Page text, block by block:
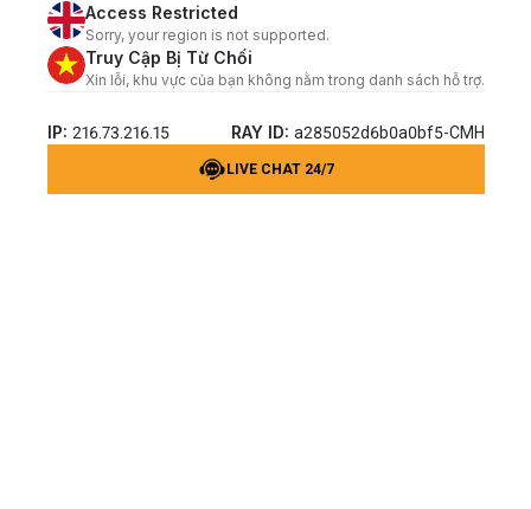
Access Restricted
Sorry, your region is not supported.
Truy Cập Bị Từ Chối
Xin lỗi, khu vực của bạn không nằm trong danh sách hỗ trợ.
IP: 216.73.216.15 RAY ID: a285052d6b0a0bf5-CMH
LIVE CHAT 24/7